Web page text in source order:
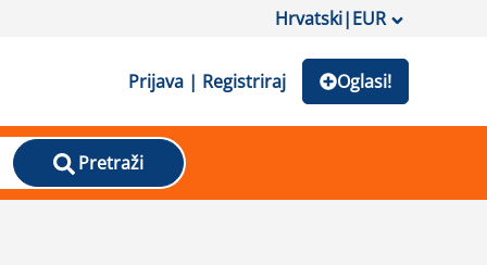
Hrvatski|EUR
Prijava | Registriraj Oglasi!
Pretraži